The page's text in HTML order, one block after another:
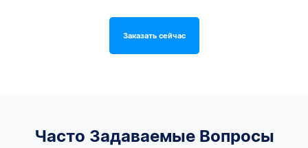
Заказать сейчас
Часто Задаваемые Вопросы